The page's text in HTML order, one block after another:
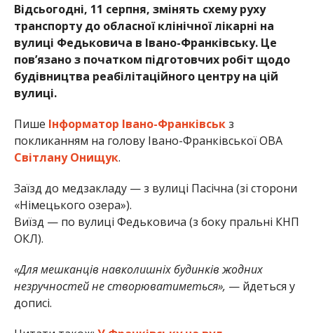
Відсьогодні, 11 серпня, змінять схему руху
транспорту до обласної клінічної лікарні на
вулиці Федьковича в Івано-Франківську. Це
пов’язано з початком підготовчих робіт щодо
будівництва реабілітаційного центру на цій
вулиці.
Пише Інформатор Івано-Франківськз
покликанням на голову Івано-Франківської ОВА
Світлану Онищук.
Заїзд до медзакладу — з вулиці Пасічна (зі сторони
«Німецького озера»).
Виїзд — по вулиці Федьковича (з боку пральні КНП
ОКЛ).
«Для мешканців навколишніх будинків жодних
незручностей не створюватиметься», — йдеться у
дописі.